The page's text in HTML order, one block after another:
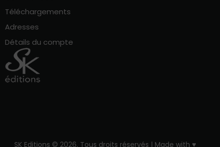
Téléchargements
Adresses
Détails du compte
SK Editions © 2026. Tous droits réservés | Made with ♥